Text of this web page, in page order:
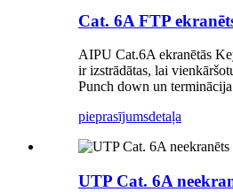
Cat. 6A FTP
AIPU Cat.6A ekranētās
ir izstrādātas, lai
Punch down un
pieprasījumsdetaļa
UTP Cat. 6A